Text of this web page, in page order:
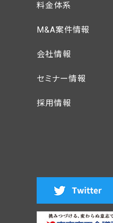
料金体系
M&A案件情報
会社情報
セミナー情報
採用情報